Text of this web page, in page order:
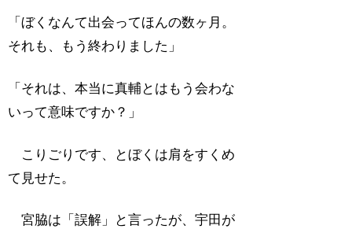
「ぼくなんて出会ってほんの数ヶ月。
それも、もう終わりました」
「それは、本当に真輔とはもう会わな
いって意味ですか？」
こりごりです、とぼくは肩をすくめ
て見せた。
宮脇は「誤解」と言ったが、宇田が